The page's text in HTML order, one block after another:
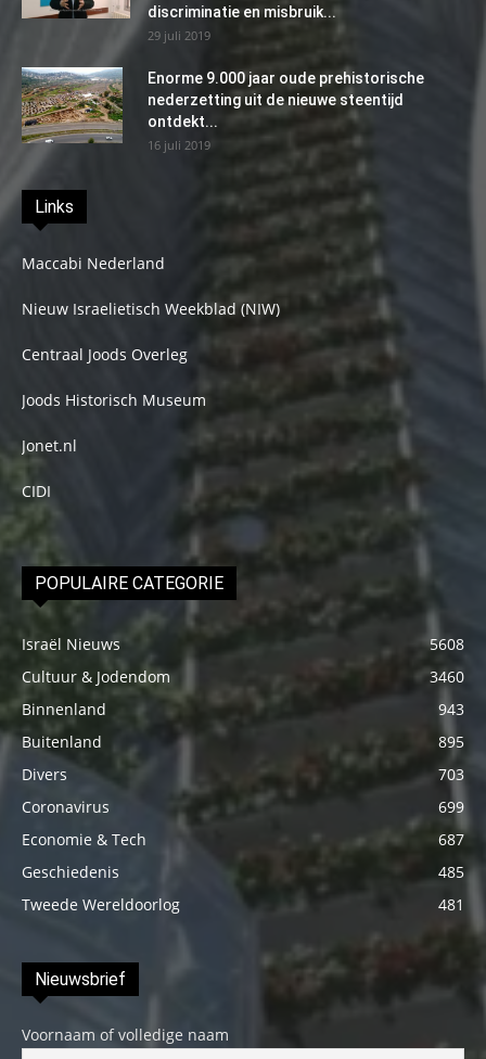
discriminatie en misbruik...
29 juli 2019
Enorme 9.000 jaar oude prehistorische
nederzetting uit de nieuwe steentijd
ontdekt...
16 juli 2019
Links
Maccabi Nederland
Nieuw Israelietisch Weekblad (NIW)
Centraal Joods Overleg
Joods Historisch Museum
Jonet.nl
CIDI
POPULAIRE CATEGORIE
Israël Nieuws
5608
Cultuur & Jodendom
3460
Binnenland
943
Buitenland
895
Divers
703
Coronavirus
699
Economie & Tech
687
Geschiedenis
485
Tweede Wereldoorlog
481
Nieuwsbrief
Voornaam of volledige naam